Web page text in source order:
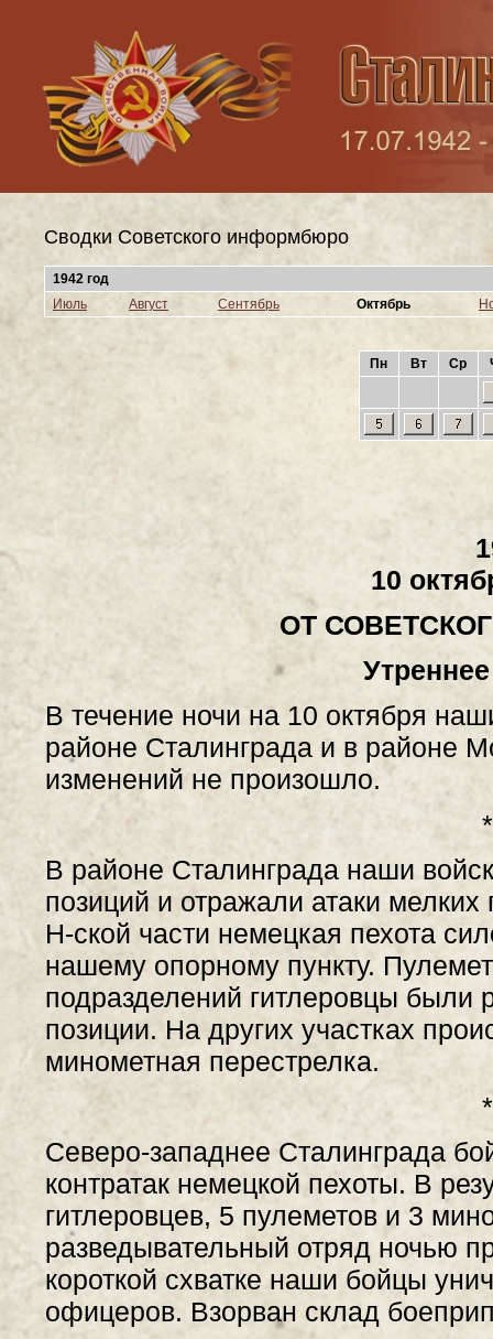
Сводки Cоветского информбюро
1942 год
Июль
Август Сентябрь Октябрь
Пн Вт Ср
10
ОТ
В течение ночи на 10 октября
районе Сталинграда и в районе
изменений не произошло.
В районе Сталинграда наши
позиций и отражали атаки мелких
Н-ской части немецкая пехота
нашему опорному пункту.
подразделений гитлеровцы были
позиции. На других участках
минометная перестрелка.
Северо-западнее Сталинграда
контратак немецкой пехоты. В
гитлеровцев, 5 пулеметов и 3
разведывательный отряд ночью
короткой схватке наши бойцы
офицеров. Взорван склад